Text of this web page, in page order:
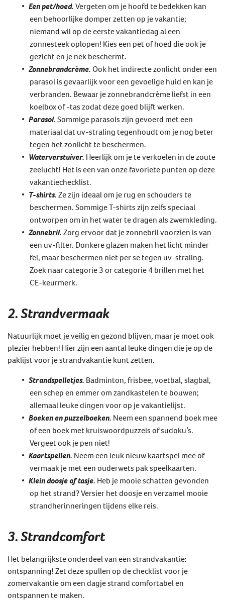
Een pet/hoed. Vergeten om je hoofd te bedekken kan
een behoorlijke domper zetten op je vakantie;
niemand wil op de eerste vakantiedag al een
zonnesteek oplopen! Kies een pet of hoed die ook je
gezicht en je nek beschermt.
Zonnebrandcrème. Ook het indirecte zonlicht onder een
parasol is gevaarlijk voor een gevoelige huid en kan je
verbranden. Bewaar je zonnebrandcrème liefst in een
koelbox of -tas zodat deze goed blijft werken.
Parasol. Sommige parasols zijn gevoerd met een
materiaal dat uv-straling tegenhoudt om je nog beter
tegen het zonlicht te beschermen.
Waterverstuiver. Heerlijk om je te verkoelen in de zoute
zeelucht! Het is een van onze favoriete punten op deze
vakantiechecklist.
T-shirts. Ze zijn ideaal om je rug en schouders te
beschermen. Sommige T-shirts zijn zelfs speciaal
ontworpen om in het water te dragen als zwemkleding.
Zonnebril. Zorg ervoor dat je zonnebril voorzien is van
een uv-filter. Donkere glazen maken het licht minder
fel, maar beschermen niet per se tegen uv-straling.
Zoek naar categorie 3 or categorie 4 brillen met het
CE-keurmerk.
2. Strandvermaak
Natuurlijk moet je veilig en gezond blijven, maar je moet ook
plezier hebben! Hier zijn een aantal leuke dingen die je op de
paklijst voor je strandvakantie kunt zetten.
Strandspelletjes. Badminton, frisbee, voetbal, slagbal,
een schep en emmer om zandkastelen te bouwen;
allemaal leuke dingen voor op je vakantielijst.
Boeken en puzzelboeken. Neem een spannend boek mee
of een boek met kruiswoordpuzzels of sudoku’s.
Vergeet ook je pen niet!
Kaartspellen. Neem een leuk nieuw kaartspel mee of
vermaak je met een ouderwets pak speelkaarten.
Klein doosje of tasje. Heb je mooie schatten gevonden
op het strand? Versier het doosje en verzamel mooie
strandherinneringen tijdens elke reis.
3. Strandcomfort
Het belangrijkste onderdeel van een strandvakantie:
ontspanning! Zet deze spullen op de checklist voor je
zomervakantie om een dagje strand comfortabel en
ontspannen te maken.